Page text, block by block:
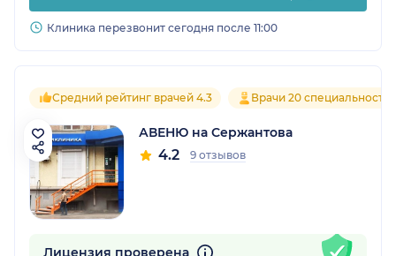
Клиника перезвонит сегодня после 11:00
Средний рейтинг врачей 4.3 Врачи 20
АВЕНЮ на Сержантова
4.2 9 отзывов
Лицензия проверена